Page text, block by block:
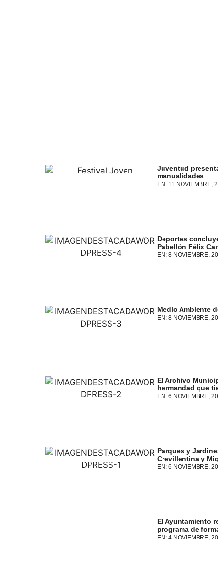
Juventud
manualidades
EN: 11 NOVIEMBRE,
Deportes
Pabellón Félix
EN: 8 NOVIEMBRE,
Medio Ambiente
EN: 8 NOVIEMBRE,
El Archivo
hermandad que
EN: 6 NOVIEMBRE,
Parques y
Crevillentina y
EN: 6 NOVIEMBRE,
El Ayuntamiento
programa de
EN: 4 NOVIEMBRE,